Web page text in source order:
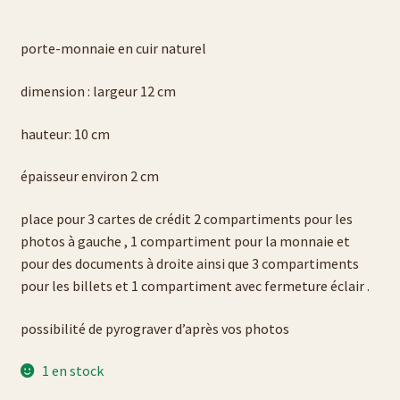
Liste verres à bière
Politique de cookies (UE)
galerie photos pyrogravure
gravure sur verre et cristal
liens
liste porte-clés
liste porte-monnaie
liste sac en cuir
porte-monnaie en cuir naturel
dimension : largeur 12 cm
hauteur: 10 cm
épaisseur environ 2 cm
place pour 3 cartes de crédit 2 compartiments pour les
photos à gauche , 1 compartiment pour la monnaie et
pour des documents à droite ainsi que 3 compartiments
pour les billets et 1 compartiment avec fermeture éclair .
possibilité de pyrograver d’après vos photos
1 en stock